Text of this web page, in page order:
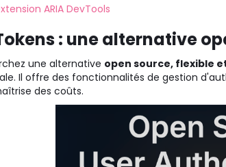
ARIA DevTools
: une alternative
une alternative open source, flexible
Il offre des fonctionnalités de gestion
des coûts.